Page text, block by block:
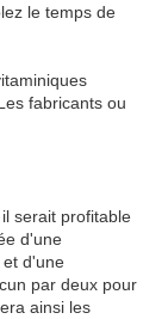
le temps de
fabricants ou
serait profitable
d'une
d'une
par deux pour
ainsi les